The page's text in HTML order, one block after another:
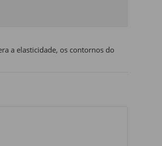
a elasticidade, os contornos do